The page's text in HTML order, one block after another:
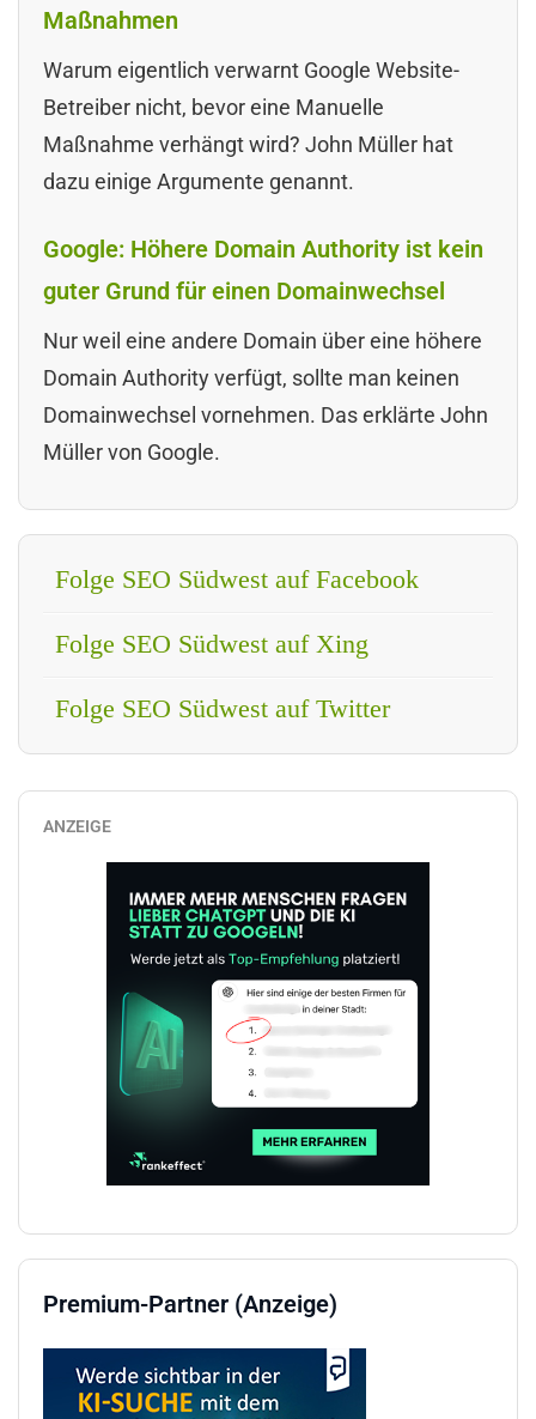
Maßnahmen
Warum eigentlich verwarnt Google Website-
Betreiber nicht, bevor eine Manuelle
Maßnahme verhängt wird? John Müller hat
dazu einige Argumente genannt.
Google: Höhere Domain Authority ist kein
guter Grund für einen Domainwechsel
Nur weil eine andere Domain über eine höhere
Domain Authority verfügt, sollte man keinen
Domainwechsel vornehmen. Das erklärte John
Müller von Google.
Folge SEO Südwest auf Facebook
Folge SEO Südwest auf Xing
Folge SEO Südwest auf Twitter
ANZEIGE
Premium-Partner (Anzeige)